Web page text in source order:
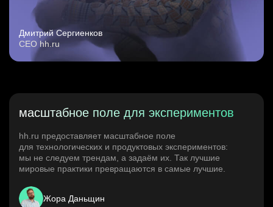
Дмитрий Сергиенков
CEO hh.ru
масштабное поле для экспериментов
hh.ru предоставляет масштабное поле
для технологических и продуктовых экспериментов:
мы не следуем трендам, а задаём их. Так лучшие
мировые практики превращаются в самые лучшие.
Жора Даньщин